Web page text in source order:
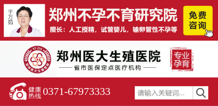
0371-67973333